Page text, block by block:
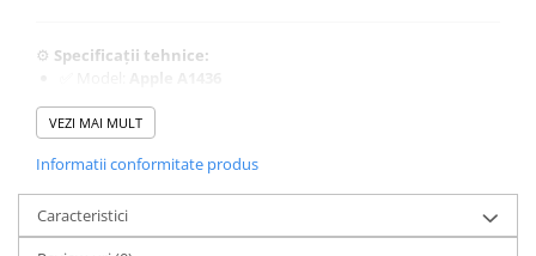
iPhone 15 Plus
iPhone 14 Pro Max
iPhone 14 Pro
iPhone 14 Plus
iPhone 14
⚙️ Specificații tehnice:
✅ Tip conector:
✅ Compatibilitate:
MacBook Air 11" (2012–2015)
MacBook Air 13" (2012–2017)
✅ Produs:
funcțional
VEZI MAI MULT
Informatii conformitate produs
Caracteristici